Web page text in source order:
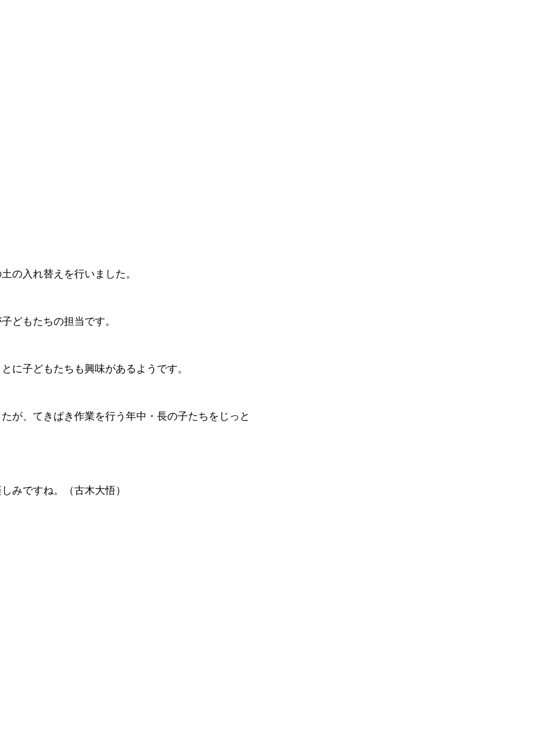
の入れ替えを行いました。
どもたちの担当です。
に子どもたちも興味があるようです。
が、てきぱき作業を行う年中・長の子たちをじっと
みですね。（古木大悟）